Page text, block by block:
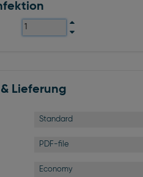
Lieferung
Standard
PDF-file
Economy